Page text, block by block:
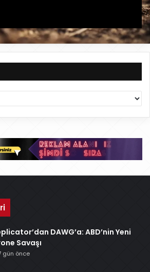
DAWG’a: ABD’nin Yeni
Savaşı
gün önce